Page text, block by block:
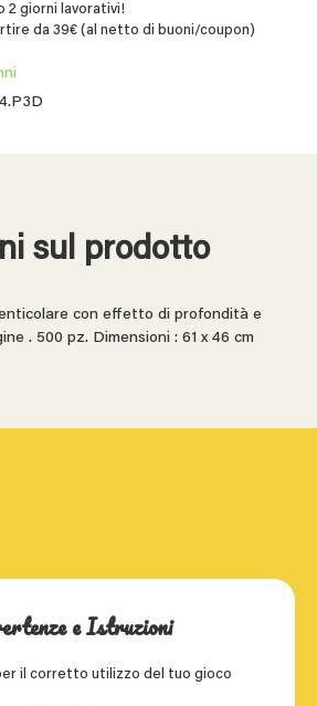
2 giorni lavorativi!
da 39€ (al netto di buoni/coupon)
sul prodotto
con effetto di profondità e
. 500 pz. Dimensioni : 61 x 46 cm
e Istruzioni
il corretto utilizzo del tuo gioco